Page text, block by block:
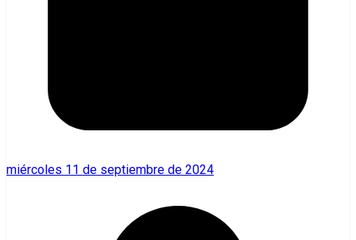
miércoles 11 de septiembre de 2024